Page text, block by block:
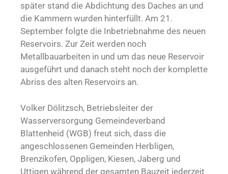
später stand die Abdichtung des Daches an und
die Kammern wurden hinterfüllt. Am 21.
September folgte die Inbetriebnahme des neuen
Reservoirs. Zur Zeit werden noch
Metallbauarbeiten in und um das neue Reservoir
ausgeführt und danach steht noch der komplette
Abriss des alten Reservoirs an.
Volker Dölitzsch, Betriebsleiter der
Wasserversorgung Gemeindeverband
Blattenheid (WGB) freut sich, dass die
angeschlossenen Gemeinden Herbligen,
Brenzikofen, Oppligen, Kiesen, Jaberg und
Uttigen während der gesamten Bauzeit jederzeit